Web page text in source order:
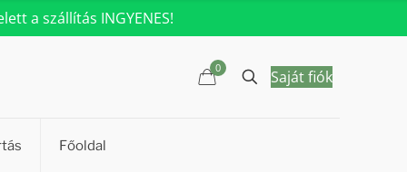
a szállítás INGYENES!
Főoldal
0 Saját fiók